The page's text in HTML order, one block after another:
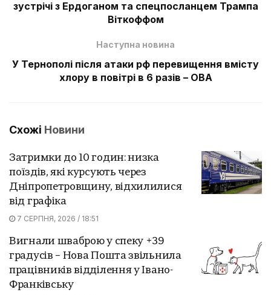
зустрічі з Ердоганом та спецпосланцем Трампа
Віткоффом
Наступна новина
У Тернополі після атаки рф перевищення вмісту
хлору в повітрі в 6 разів – ОВА
Схожі Новини
Затримки до 10 годин: низка
поїздів, які курсують через
Дніпропетровщину, відхилилися
від графіка
7 СЕРПНЯ, 2026 / 18:51
Вигнали шваброю у спеку +39
градусів – Нова Пошта звільнила
працівників відділення у Івано-
Франківську